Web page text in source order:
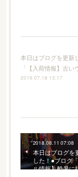
本日はブログを更新
「【入荷情報】古
2019.07.18 13:17
2018.08.11 07:08
本日はブログを
した！●ブログ
ル情報】酷暑